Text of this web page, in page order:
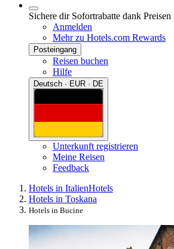
Sichere dir Sofortrabatte dank
Anmelden
Mehr zu Hotels.com Rewards
Posteingang
Reisen buchen
Hilfe
Deutsch · EUR · DE
Unterkunft registrieren
Meine Reisen
Feedback
Hotels in ItalienHotels
Hotels in Toskana
Hotels in Bucine